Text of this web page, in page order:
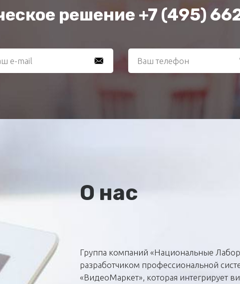
решение +7 (495)
О нас
Группа компаний «Национальные
разработчиком профессиональной
«ВидеоМаркет», которая интегрирует